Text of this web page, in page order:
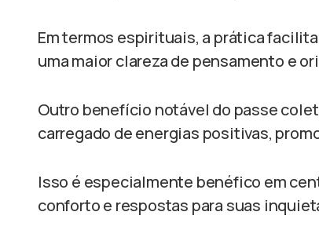
Em termos espirituais, a prática
uma maior clareza de pensamento e
Outro benefício notável do passe
carregado de energias positivas,
Isso é especialmente benéfico em
conforto e respostas para suas